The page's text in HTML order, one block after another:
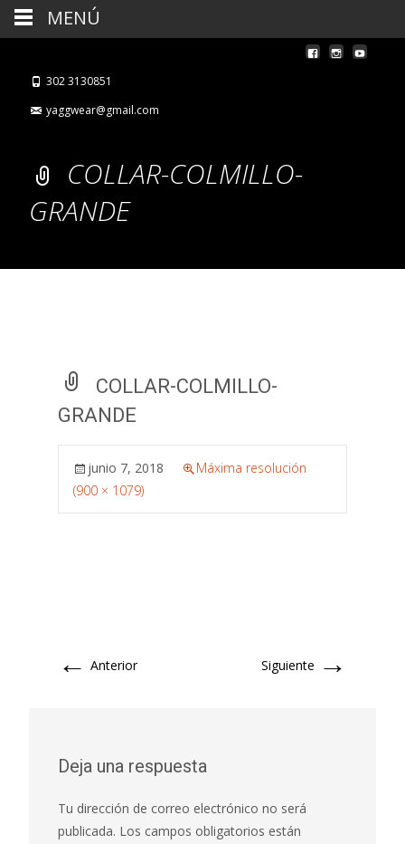
302 3130851
yaggwear@gmail.com
COLLAR-COLMILLO-
GRANDE
COLLAR-COLMILLO-
GRANDE
junio 7, 2018
Máxima resolución
(900 × 1079)
← Anterior Siguiente →
Deja una respuesta
Tu dirección de correo electrónico no será
publicada. Los campos obligatorios están
MENÚ